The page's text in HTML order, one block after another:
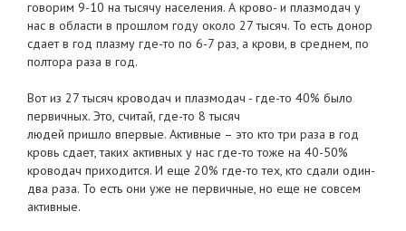
говорим 9-10 на тысячу населения. А крово- и плазмодач у
нас в области в прошлом году около 27 тысяч. То есть донор
сдает в год плазму где-то по 6-7 раз, а крови, в среднем, по
полтора раза в год.
Вот из 27 тысяч кроводач и плазмодач - где-то 40% было
первичных. Это, считай, где-то 8 тысяч
людей пришло впервые. Активные – это кто три раза в год
кровь сдает, таких активных у нас где-то тоже на 40-50%
кроводач приходится. И еще 20% где-то тех, кто сдали один-
два раза. То есть они уже не первичные, но еще не совсем
активные.